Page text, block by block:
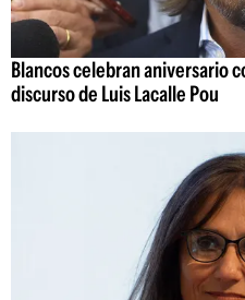
Blancos celebran aniversario
discurso de Luis Lacalle Pou